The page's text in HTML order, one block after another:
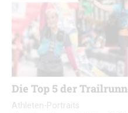
Die Top 5 der
Athleten-Portraits